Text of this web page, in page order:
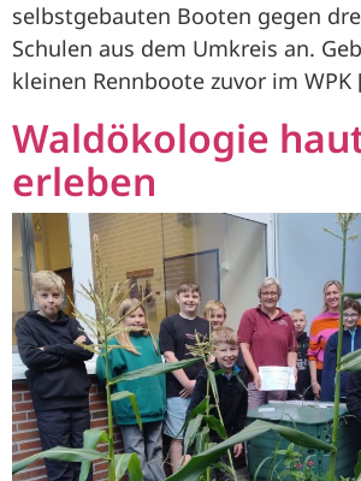
selbstgebauten Booten gegen
Schulen aus dem Umkreis an.
kleinen Rennboote zuvor im
Waldökologie
erleben